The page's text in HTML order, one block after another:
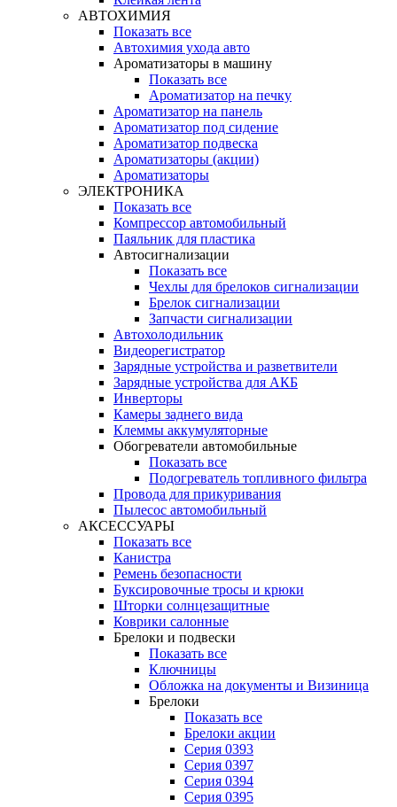
АВТОХИМИЯ
Показать все
Автохимия ухода авто
Ароматизаторы в машину
Показать все
Ароматизатор на печку
Ароматизатор на панель
Ароматизатор под сидение
Ароматизатор подвеска
Ароматизаторы (акции)
Ароматизаторы
ЭЛЕКТРОНИКА
Показать все
Компрессор автомобильный
Паяльник для пластика
Автосигнализации
Показать все
Чехлы для брелоков сигнализации
Брелок сигнализации
Запчасти сигнализации
Автохолодильник
Видеорегистратор
Зарядные устройства и разветвители
Зарядные устройства для АКБ
Инверторы
Камеры заднего вида
Клеммы аккумуляторные
Обогреватели автомобильные
Показать все
Подогреватель топливного фильтра
Провода для прикуривания
Пылесос автомобильный
АКСЕССУАРЫ
Показать все
Канистра
Ремень безопасности
Буксировочные тросы и крюки
Шторки солнцезащитные
Коврики салонные
Брелоки и подвески
Показать все
Ключницы
Обложка на документы и Визиница
Брелоки
Показать все
Брелоки акции
Серия 0393
Серия 0397
Серия 0394
Серия 0395